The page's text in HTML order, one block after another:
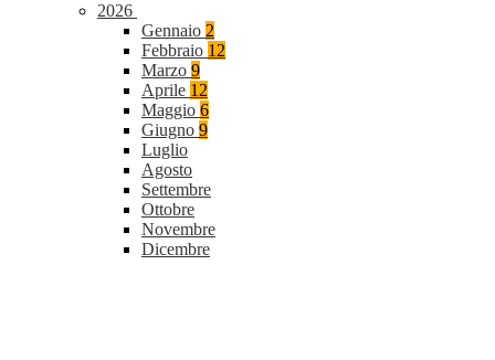
2026
Gennaio 2
Febbraio 12
Marzo 9
Aprile 12
Maggio 6
Giugno 9
Luglio
Agosto
Settembre
Ottobre
Novembre
Dicembre